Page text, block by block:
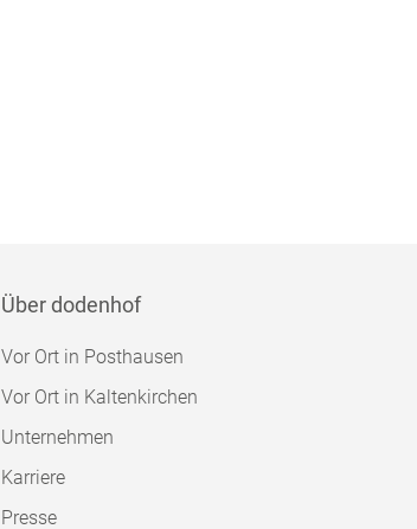
Über dodenhof
Vor Ort in Posthausen
Vor Ort in Kaltenkirchen
Unternehmen
Karriere
Presse